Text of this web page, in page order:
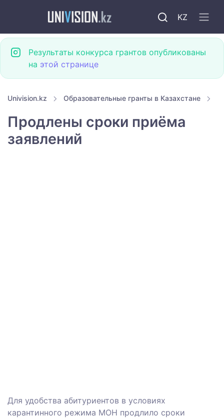
KZ
Результаты конкурса грантов опубликованы
на этой странице
Univision.kz Образовательные гранты в Казахстане
Продлены сроки приёма
заявлений
Для удобства абитуриентов в условиях
карантинного режима МОН продлило сроки